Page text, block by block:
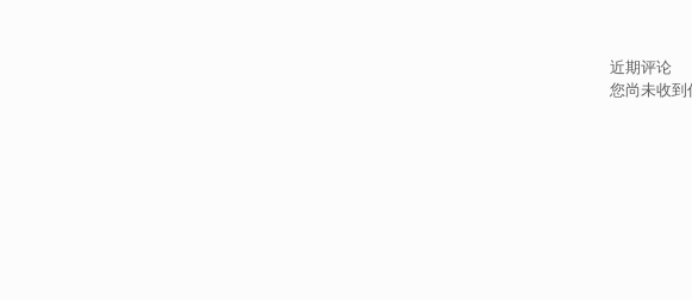
近期评论
您尚未收到